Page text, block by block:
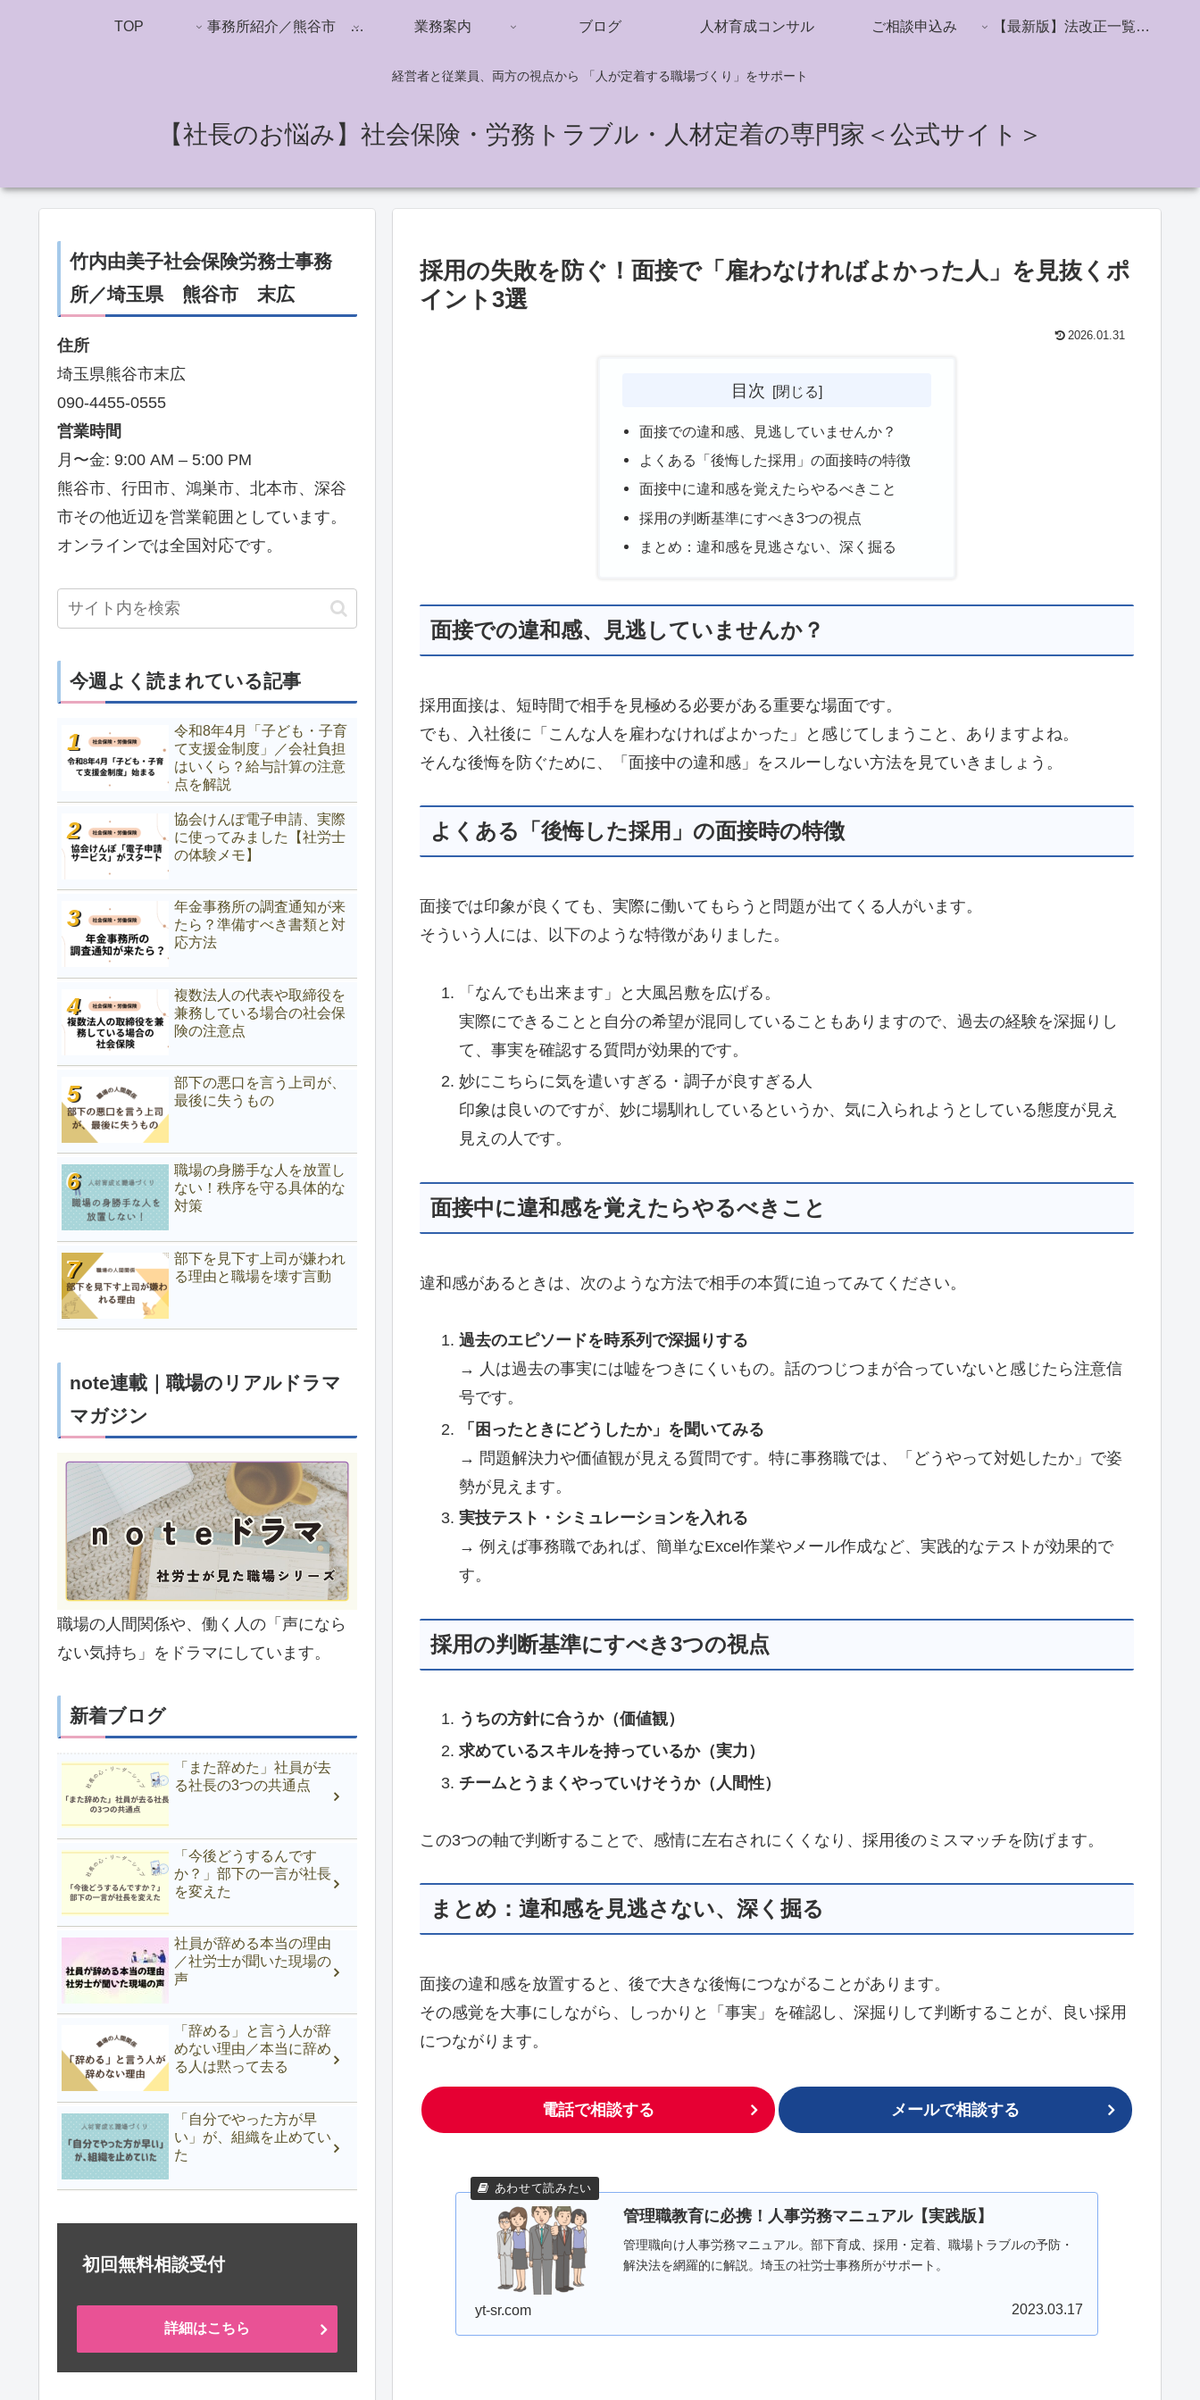
経営者と従業員、両方の視点から 「人が定着する職場づくり」をサポート
【社長のお悩み】社会保険・労務トラブル・人材定着の専門家＜公式サイト＞
TOP 事務所紹介／熊谷市 竹内由美子社労士事務所 業務案内 ブログ 人材育成コンサル ご相談申込み 【最新版】法改正一覧／社会保険・雇用保険・労働時間・ハラスメント対策
採用の失敗を防ぐ！面接で「雇わなければよかった人」を見抜くポ
イント3選
2026.01.31
目次
面接での違和感、見逃していませんか？
よくある「後悔した採用」の面接時の特徴
面接中に違和感を覚えたらやるべきこと
採用の判断基準にすべき3つの視点
まとめ：違和感を見逃さない、深く掘る
面接での違和感、見逃していませんか？
採用面接は、短時間で相手を見極める必要がある重要な場面です。
でも、入社後に「こんな人を雇わなければよかった」と感じてしまうこと、ありますよね。
そんな後悔を防ぐために、「面接中の違和感」をスルーしない方法を見ていきましょう。
よくある「後悔した採用」の面接時の特徴
面接では印象が良くても、実際に働いてもらうと問題が出てくる人がいます。
そういう人には、以下のような特徴がありました。
「なんでも出来ます」と大風呂敷を広げる。
実際にできることと自分の希望が混同していることもありますので、過去の経験を深掘りし
て、事実を確認する質問が効果的です。
妙にこちらに気を遣いすぎる・調子が良すぎる人
印象は良いのですが、妙に場馴れしているというか、気に入られようとしている態度が見え
見えの人です。
面接中に違和感を覚えたらやるべきこと
違和感があるときは、次のような方法で相手の本質に迫ってみてください。
過去のエピソードを時系列で深掘りする
→ 人は過去の事実には嘘をつきにくいもの。話のつじつまが合っていないと感じたら注意信
号です。
「困ったときにどうしたか」を聞いてみる
→ 問題解決力や価値観が見える質問です。特に事務職では、「どうやって対処したか」で姿
勢が見えます。
実技テスト・シミュレーションを入れる
→ 例えば事務職であれば、簡単なExcel作業やメール作成など、実践的なテストが効果的で
す。
採用の判断基準にすべき3つの視点
うちの方針に合うか（価値観）
求めているスキルを持っているか（実力）
チームとうまくやっていけそうか（人間性）
この3つの軸で判断することで、感情に左右されにくくなり、採用後のミスマッチを防げます。
まとめ：違和感を見逃さない、深く掘る
面接の違和感を放置すると、後で大きな後悔につながることがあります。
その感覚を大事にしながら、しっかりと「事実」を確認し、深掘りして判断することが、良い採用
につながります。
電話で相談する メールで相談する
管理職教育に必携！人事労務マニュアル【実践版】
管理職向け人事労務マニュアル。部下育成、採用・定着、職場トラブルの予防・
解決法を網羅的に解説。埼玉の社労士事務所がサポート。
yt-sr.com 2023.03.17
竹内由美子社会保険労務士事務
所／埼玉県 熊谷市 末広
住所
埼玉県熊谷市末広
090-4455-0555
営業時間
月〜金: 9:00 AM – 5:00 PM
熊谷市、行田市、鴻巣市、北本市、深谷
市その他近辺を営業範囲としています。
オンラインでは全国対応です。
今週よく読まれている記事
令和8年4月「子ども・子育
て支援金制度」／会社負担
はいくら？給与計算の注意
点を解説
協会けんぽ電子申請、実際
に使ってみました【社労士
の体験メモ】
年金事務所の調査通知が来
たら？準備すべき書類と対
応方法
複数法人の代表や取締役を
兼務している場合の社会保
険の注意点
部下の悪口を言う上司が、
最後に失うもの
職場の身勝手な人を放置し
ない！秩序を守る具体的な
対策
部下を見下す上司が嫌われ
る理由と職場を壊す言動
note連載｜職場のリアルドラマ
マガジン
職場の人間関係や、働く人の「声になら
ない気持ち」をドラマにしています。
新着ブログ
「また辞めた」社員が去
る社長の3つの共通点
「今後どうするんです
か？」部下の一言が社長
を変えた
社員が辞める本当の理由
／社労士が聞いた現場の
声
「辞める」と言う人が辞
めない理由／本当に辞め
る人は黙って去る
「自分でやった方が早
い」が、組織を止めてい
た
初回無料相談受付
詳細はこちら